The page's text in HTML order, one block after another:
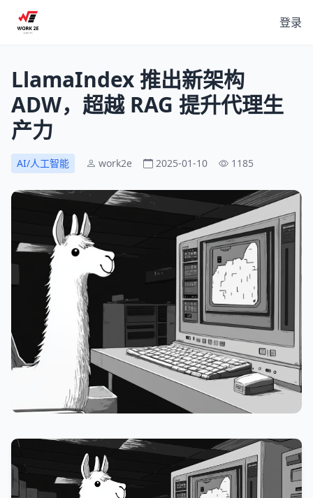
登录
LlamaIndex 推出新架构
ADW，超越 RAG 提升代理生
产力
AI/人工智能 work2e 2025-01-10 1185